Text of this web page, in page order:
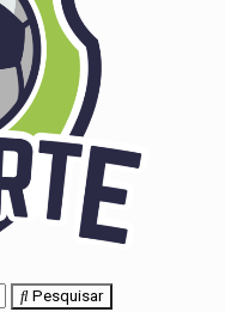
Pesquisar